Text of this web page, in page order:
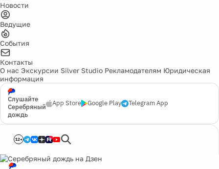
Новости
Ведущие
События
Контакты
О нас Экскурсии Silver Studio Рекламодателям Юридическая
информация
Слушайте
Серебряный
дождь
App Store Google Play Telegram App
12+